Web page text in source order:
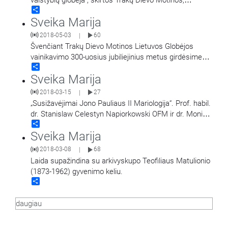
Lietuvos Globėjos, paveikslo karūnavimo 300 metų
jubiliejaus…
Sveika Marija
2018-05-03 | 60
Švenčiant Trakų Dievo Motinos Lietuvos Globėjos
vainikavimo 300-uosius jubiliejinius metus girdėsime
kun. Ričardo Doveikos homiliją, sakytą Trakų Švč.
Mergelės Marijos…
Sveika Marija
2018-03-15 | 27
„Susižavėjimai Jono Pauliaus II Mariologija“. Prof. habil.
dr. Stanislaw Celestyn Napiorkowski OFM ir dr. Monika
Walus. Įrašas iš Trakuose vykusio
Sveika Marija
2018-03-08 68
Laida supažindina su arkivyskupo Teofiliaus Matulionio
(1873-1962) gyvenimo keliu.
daugiau